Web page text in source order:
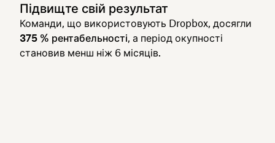
Підвищте свій результат
Команди, що використовують Dropbox, досягли
375 % рентабельності, а період окупності
становив менш ніж 6 місяців.